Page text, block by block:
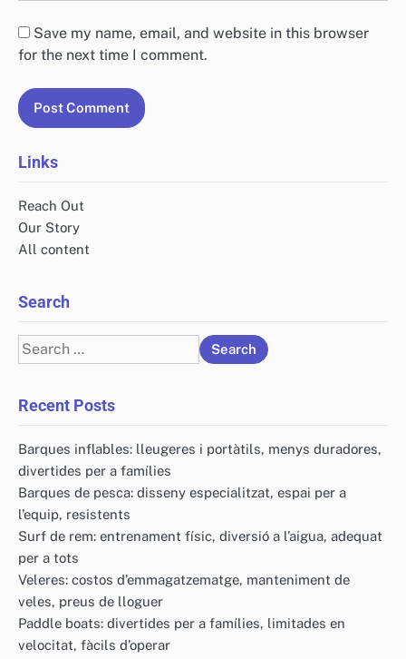
Save my name, email, and website in this browser
for the next time I comment.
Links
Reach Out
Our Story
All content
Search
Search
for:
Recent Posts
Barques inflables: lleugeres i portàtils, menys duradores,
divertides per a famílies
Barques de pesca: disseny especialitzat, espai per a
l’equip, resistents
Surf de rem: entrenament físic, diversió a l’aigua, adequat
per a tots
Veleres: costos d’emmagatzematge, manteniment de
veles, preus de lloguer
Paddle boats: divertides per a famílies, limitades en
velocitat, fàcils d’operar